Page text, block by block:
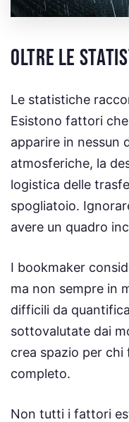
OLTRE LE
Le statistiche
Esistono fattori
apparire in nessun
atmosferiche, la
logistica delle
spogliatoio.
avere un quadro
I bookmaker
ma non sempre in
difficili da
sottovalutate dai
crea spazio per chi
completo.
Non tutti i fattori